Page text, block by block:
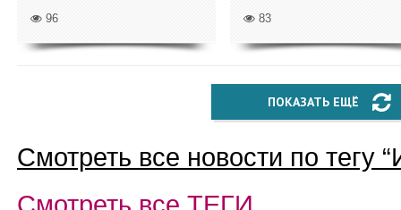
96 83
ПОКАЗАТЬ ЕЩЁ
Смотреть все новости по тегу “